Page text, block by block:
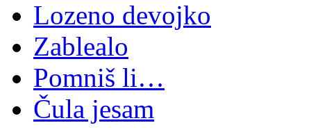
Lozeno devojko
Zablealo
Pomniš li…
Čula jesam